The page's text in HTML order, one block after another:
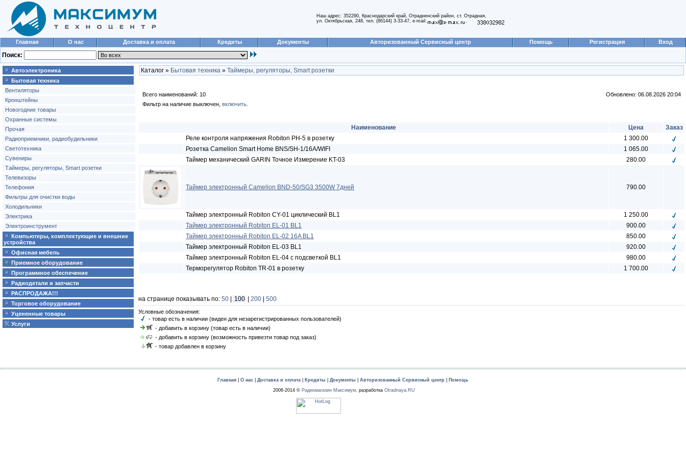
Наш адрес: 352290, Краснодарский край, Отрадненский район, ст. Отрадная,
ул. Октябрьская, 248, тел. (86144) 3-33-47, e-mail:
,
Главная О нас Доставка и оплата Кредиты Документы Авторизованный Сервисный центр Помощь Регистрация Вход
Поиск:
Автоэлектроника
Бытовая техника
Вентиляторы
Кронштейны
Новогодние товары
Охранные системы
Прочая
Радиоприемники, радиобудильники
Светотехника
Сувениры
Таймеры, регуляторы, Smart розетки
Телевизоры
Телефония
Фильтры для очистки воды
Холодильники
Электрика
Электроинструмент
Компьютеры, комплектующие и внешние
устройства
Офисная мебель
Приемное оборудование
Программное обеспечение
Радиодетали и запчасти
РАСПРОДАЖА!!!
Торговое оборудование
Уцененные товары
Услуги
Каталог » Бытовая техника » Таймеры, регуляторы, Smart розетки
Всего наименований: 10
Обновлено: 06.08.2026 20:04
Фильтр на наличие выключен, включить
Наименование Цена
Заказ
Реле контроля напряжения Robiton РН-5 в розетку
1 300.00
Розетка Camelion Smart Home BNS/SH-1/16A/WIFI
1 065.00
Таймер механический GARIN Точное Измерение KT-03
280.00
Таймер электронный Camelion BND-50/SG3 3500W 7дней 790.00
Таймер электронный Robiton CY-01 циклический BL1
1 250.00
Таймер электронный Robiton EL-01 BL1
900.00
Таймер электронный Robiton EL-02 16A BL1
850.00
Таймер электронный Robiton EL-03 BL1
920.00
Таймер электронный Robiton EL-04 с подсветкой BL1
980.00
Терморегулятор Robiton TR-01 в розетку
1 700.00
на странице показывать по: 50 100 200 500
Условные обозначения:
- товар есть в наличии (виден для незарегистрированных пользователей)
- добавить в корзину (товар есть в наличии)
- добавить в корзину (возможность привезти товар под заказ)
- товар добавлен в корзину
Главная О нас Доставка и оплата Кредиты Документы Авторизованный Сервисный центр
Помощь
2006-2014 © Радиомагазин Максимум, разработка Otradnaya.RU